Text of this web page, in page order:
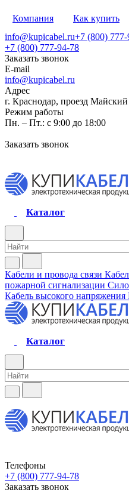
Компания Как купить
info@kupicabel.ru+7 (800)
+7 (800) 777-94-78
Заказать звонок
E-mail
info@kupicabel.ru
Адрес
г. Краснодар, проезд
Режим работы
Пн. – Пт.: с 9:00 до 18:00
Заказать звонок
Каталог
Кабели и провода связи
пожарной сигнализации
Кабель высокого напряжения
Каталог
Телефоны
+7 (800) 777-94-78
Заказать звонок